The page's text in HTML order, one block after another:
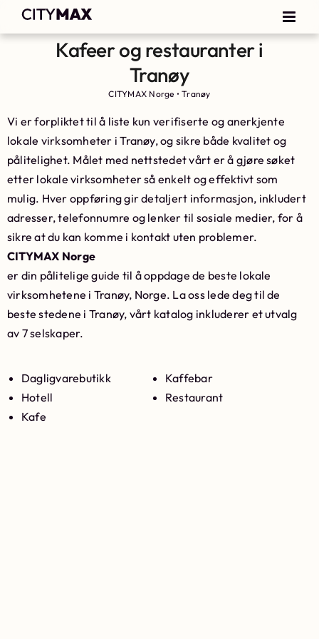
Kafeer og restauranter i
Tranøy
CITYMAX Norge •Tranøy
Vi er forpliktet til å liste kun verifiserte og anerkjente
lokale virksomheter i Tranøy, og sikre både kvalitet og
pålitelighet. Målet med nettstedet vårt er å gjøre søket
etter lokale virksomheter så enkelt og effektivt som
mulig. Hver oppføring gir detaljert informasjon, inkludert
adresser, telefonnumre og lenker til sosiale medier, for å
sikre at du kan komme i kontakt uten problemer.
CITYMAX Norge
er din pålitelige guide til å oppdage de beste lokale
virksomhetene i Tranøy, Norge. La oss lede deg til de
beste stedene i Tranøy, vårt katalog inkluderer et utvalg
av 7 selskaper.
Dagligvarebutikk
Hotell
Kafe
Kaffebar
Restaurant